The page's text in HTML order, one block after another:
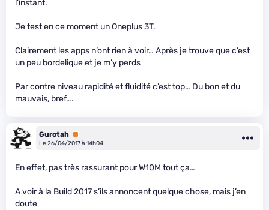
l’instant.
Je test en ce moment un Oneplus 3T.
Clairement les apps n’ont rien à voir… Après je trouve que c’est
un peu bordelique et je m’y perds
Par contre niveau rapidité et fluidité c’est top… Du bon et du
mauvais, bref….
Gurotah Premium
Le 26/04/2017 à 14h04
En effet, pas très rassurant pour W10M tout ça…
A voir à la Build 2017 s’ils annoncent quelque chose, mais j’en
doute